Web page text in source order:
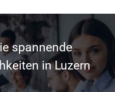
spannende
in Luzern